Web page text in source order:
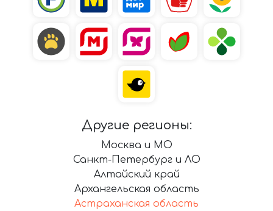
Другие регионы:
Москва и МО
Санкт-Петербург и ЛО
Алтайский край
Архангельская область
Астраханская область